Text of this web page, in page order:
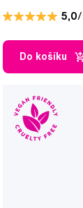
5,0/
Do košíku